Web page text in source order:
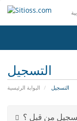
التسجيل
البوابة الرئيسية التسجيل
من قبل ؟